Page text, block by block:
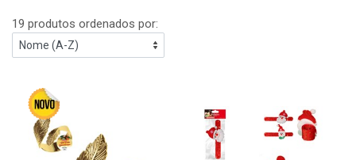
19 produtos ordenados por: